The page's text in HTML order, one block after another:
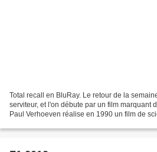
Total recall en BluRay. Le retour de la
serviteur, et l'on débute par un film marquant
Paul Verhoeven réalise en 1990 un film de